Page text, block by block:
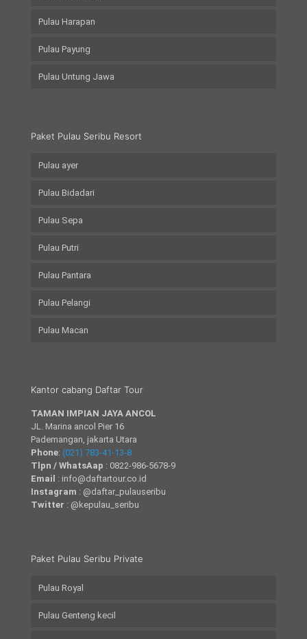
Pulau Harapan
Pulau Payung
Pulau Untung Jawa
Paket Pulau Seribu Resort
Pulau ayer
Pulau Bidadari
Pulau Sepa
Pulau Putri
Pulau Pantara
Pulau Pelangi
Pulau Macan
Kantor cabang Daftar Tour
TAMAN IMPIAN JAYA ANCOL
JL. Marina ancol Pier 16
Pademangan, jakarta Utara
Phone: (021) 783-41-13-8
Tlpn / WhatsAap : 0822-986-5678-9
Email : info@daftartour.co.id
Instagram : @daftar_pulauseribu
Twitter : @kepulau_seribu
Paket Pulau Seribu Private
Pulau Royal
Pulau Genteng kecil